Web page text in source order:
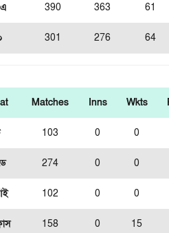
390 363 61
301 276 64
Matches Inns Wkts
103 0 0
274 0 0
102 0 0
158 0 15